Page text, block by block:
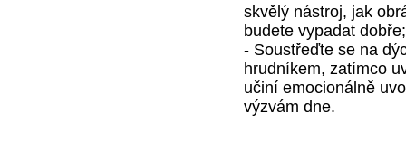
skvělý nástroj, jak
budete vypadat
- Soustřeďte se na
hrudníkem, zatímco
učiní emocionálně
výzvám dne.